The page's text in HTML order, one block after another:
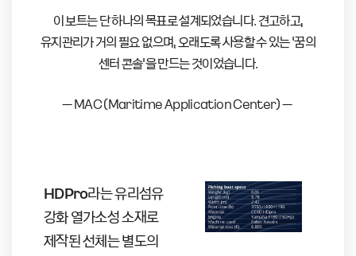
이 보트는 단 하나의 목표로 설계되었습니다. 견고하고,
유지관리가 거의 필요 없으며, 오래도록 사용할 수 있는 ‘꿈의
센터 콘솔’을 만드는 것이었습니다.
– MAC (Maritime Application Center) –
HDPro라는 유리섬유
강화 열가소성 소재로
제작된 선체는 별도의